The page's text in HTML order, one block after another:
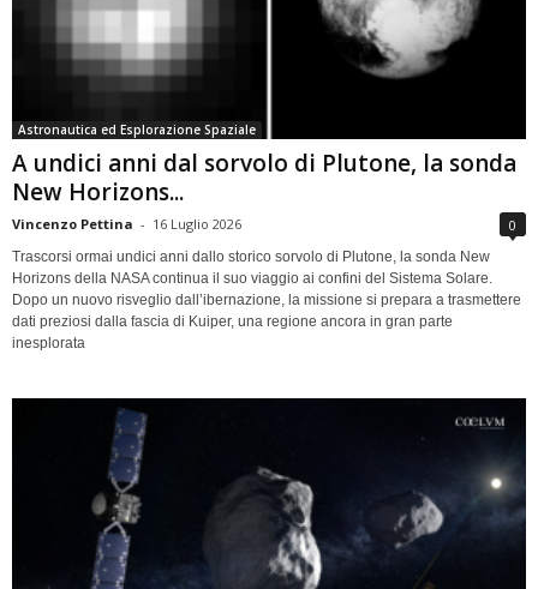
Astronautica ed Esplorazione Spaziale
A undici anni dal sorvolo di Plutone, la sonda
New Horizons...
Vincenzo Pettina - 16 Luglio 2026 0
Trascorsi ormai undici anni dallo storico sorvolo di Plutone, la sonda New
Horizons della NASA continua il suo viaggio ai confini del Sistema Solare.
Dopo un nuovo risveglio dall’ibernazione, la missione si prepara a trasmettere
dati preziosi dalla fascia di Kuiper, una regione ancora in gran parte
inesplorata